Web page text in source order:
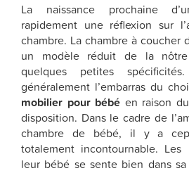
La naissance prochaine
rapidement une réflexion sur
chambre. La chambre à coucher
un modèle réduit de la
quelques petites
généralement l’embarras du
mobilier pour bébé en raison
disposition. Dans le cadre de
chambre de bébé, il y a
totalement incontournable.
leur bébé se sente bien dans